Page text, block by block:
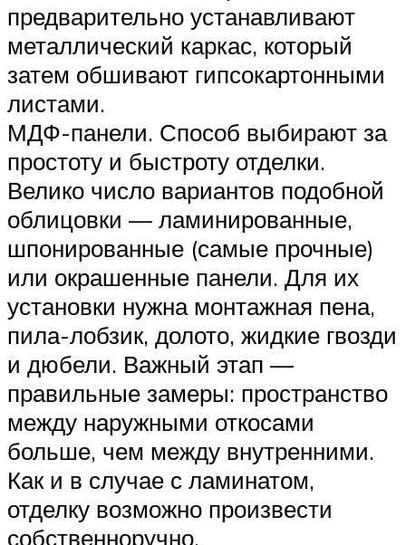
предварительно устанавливают
металлический каркас, который
затем обшивают гипсокартонными
листами.
МДФ-панели. Способ выбирают за
простоту и быстроту отделки.
Велико число вариантов подобной
облицовки — ламинированные,
шпонированные (самые прочные)
или окрашенные панели. Для их
установки нужна монтажная пена,
пила-лобзик, долото, жидкие гвозди
и дюбели. Важный этап —
правильные замеры: пространство
между наружными откосами
больше, чем между внутренними.
Как и в случае с ламинатом,
отделку возможно произвести
собственноручно.